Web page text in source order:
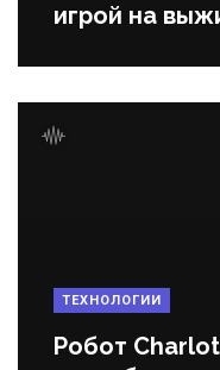
игрой на
ТЕХНОЛОГИИ
Робот